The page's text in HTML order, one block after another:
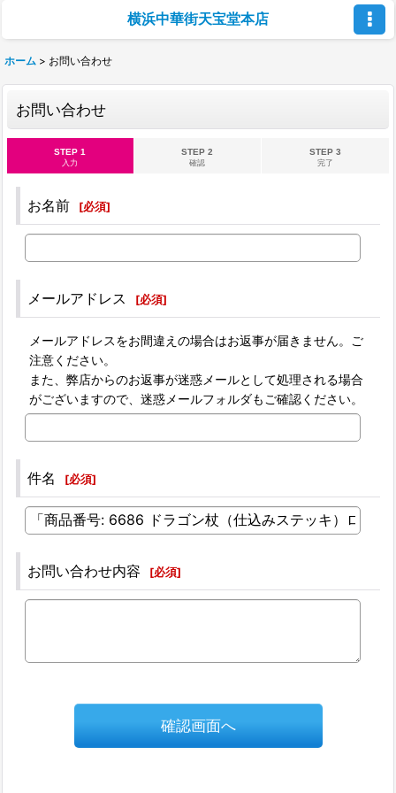
横浜中華街天宝堂本店
ホーム > お問い合わせ
お問い合わせ
STEP 1
入力
STEP 2
確認
STEP 3
完了
お名前 [必須]
メールアドレス [必須]
メールアドレスをお間違えの場合はお返事が届きません。ご
注意ください。
また、弊店からのお返事が迷惑メールとして処理される場合
がございますので、迷惑メールフォルダもご確認ください。
件名 [必須]
お問い合わせ内容 [必須]
確認画面へ